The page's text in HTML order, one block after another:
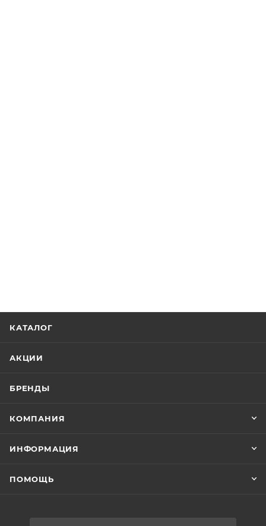
КАТАЛОГ
АКЦИИ
БРЕНДЫ
КОМПАНИЯ
ИНФОРМАЦИЯ
ПОМОЩЬ